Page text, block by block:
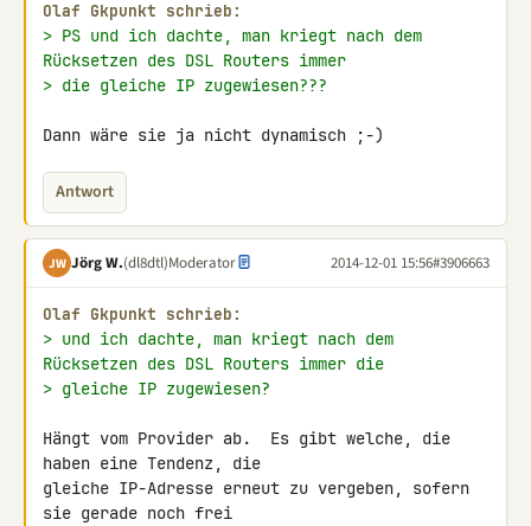
Olaf Gkpunkt schrieb:
> PS und ich dachte, man kriegt nach dem
Rücksetzen des DSL Routers immer
> die gleiche IP zugewiesen???
Dann wäre sie ja nicht dynamisch ;-)
Antwort
JW Jörg W.(dl8dtl)Moderator 2014-12-01 15:56#3906663
Olaf Gkpunkt schrieb:
> und ich dachte, man kriegt nach dem
Rücksetzen des DSL Routers immer die
> gleiche IP zugewiesen?
Hängt vom Provider ab.  Es gibt welche, die
haben eine Tendenz, die
gleiche IP-Adresse erneut zu vergeben, sofern
sie gerade noch frei